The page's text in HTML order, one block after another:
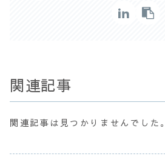
関連記事
関連記事は見つかりませんでした。